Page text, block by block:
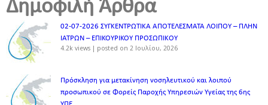
Δημοφιλή Άρθρα
02-07-2026 ΣΥΓΚΕΝΤΡΩΤΙΚΑ ΑΠΟΤΕΛΕΣΜΑΤΑ ΛΟΙΠΟΥ – ΠΛΗΝ
ΙΑΤΡΩΝ – ΕΠΙΚΟΥΡΙΚΟΥ ΠΡΟΣΩΠΙΚOY
4.2k views | posted on 2 Ιουλίου, 2026
Πρόσκληση για μετακίνηση νοσηλευτικού και λοιπού
προσωπικού σε Φορείς Παροχής Υπηρεσιών Υγείας της 6ης